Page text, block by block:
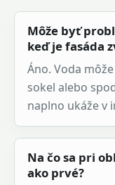
Môže byť
keď je fasáda
Áno. Voda
sokel alebo
naplno ukáže v
Na čo sa pri
ako prvé?